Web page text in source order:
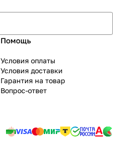
Помощь
Условия оплаты
Условия доставки
Гарантия на товар
Вопрос-ответ